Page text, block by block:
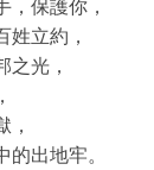
，保護你，
姓立約，
之光，
，
的出地牢。